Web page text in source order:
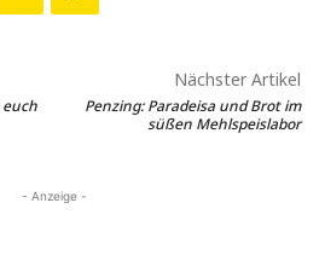
Nächster Artikel
Penzing: Paradeisa und Brot im
süßen Mehlspeislabor
- Anzeige -